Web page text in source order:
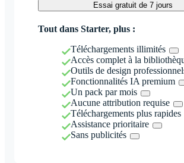
Essai gratuit de 7 jours
Tout dans Starter, plus :
Téléchargements illimités
Accès complet à la
Outils de design
Fonctionnalités IA premium
Un pack par mois
Aucune attribution requise
Téléchargements plus rapides
Assistance prioritaire
Sans publicités